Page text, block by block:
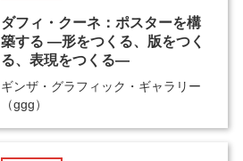
ダフィ・クーネ：ポスターを構
築する ―形をつくる、版をつく
る、表現をつくる―
ギンザ・グラフィック・ギャラリー
（ggg）